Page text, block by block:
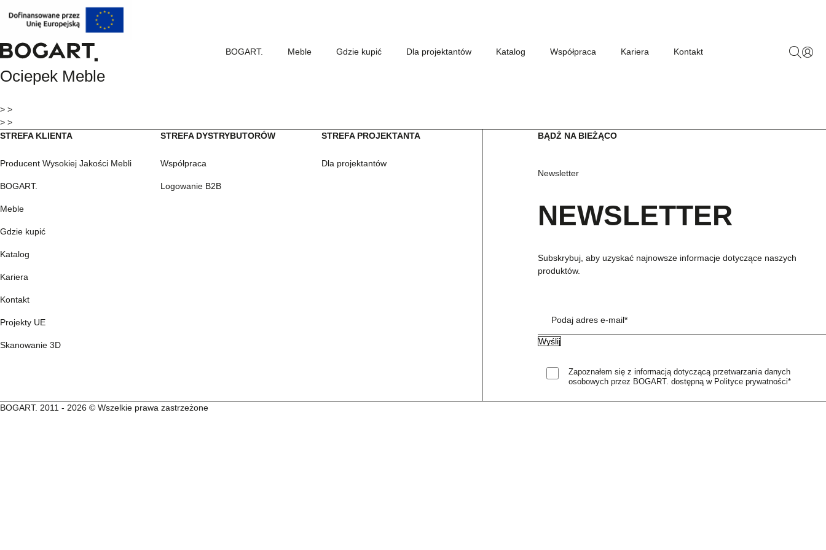
-
główna
BOGART. Meble Gdzie kupić Dla projektantów Katalog Współpraca Kariera Kontakt
Ociepek Meble
> >
> >
STREFA KLIENTA
Producent Wysokiej Jakości Mebli
BOGART.
Meble
Gdzie kupić
Katalog
Kariera
Kontakt
Projekty UE
Skanowanie 3D
STREFA DYSTRYBUTORÓW
Współpraca
Logowanie B2B
STREFA PROJEKTANTA
Dla projektantów
BĄDŹ NA BIEŻĄCO
Newsletter
NEWSLETTER
Subskrybuj, aby uzyskać najnowsze informacje dotyczące naszych
produktów.
Podaj adres e-mail*
Zapoznałem się z informacją dotyczącą przetwarzania danych
osobowych przez BOGART. dostępną w Polityce prywatności*
BOGART. 2011 - 2026 © Wszelkie prawa zastrzeżone